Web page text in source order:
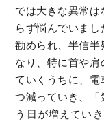
では大きな異常
らず悩んでいま
勧められ、半信半
なり、特に首や肩
ていくうちに、電
つ減っていき、「
う日が増えてい